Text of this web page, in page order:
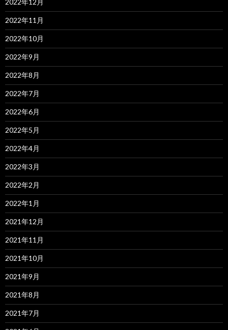
2022年12月
2022年11月
2022年10月
2022年9月
2022年8月
2022年7月
2022年6月
2022年5月
2022年4月
2022年3月
2022年2月
2022年1月
2021年12月
2021年11月
2021年10月
2021年9月
2021年8月
2021年7月